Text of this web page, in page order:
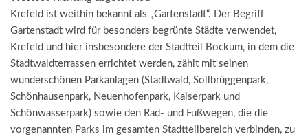
Krefeld ist weithin bekannt als „Gartenstadt“. Der Begriff
Gartenstadt wird für besonders begrünte Städte verwendet,
Krefeld und hier insbesondere der Stadtteil Bockum, in dem die
Stadtwaldterrassen errichtet werden, zählt mit seinen
wunderschönen Parkanlagen (Stadtwald, Sollbrüggenpark,
Schönhausenpark, Neuenhofenpark, Kaiserpark und
Schönwasserpark) sowie den Rad- und Fußwegen, die die
vorgenannten Parks im gesamten Stadtteilbereich verbinden, zu